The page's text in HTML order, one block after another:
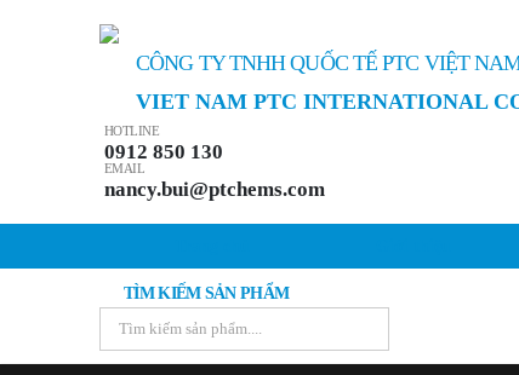
CÔNG TY TNHH QUỐC TẾ PTC VIỆT
VIET NAM PTC INTERNATIONAL
HOTLINE
0912 850 130
EMAIL
nancy.bui@ptchems.com
TÌM KIẾM SẢN PHẨM